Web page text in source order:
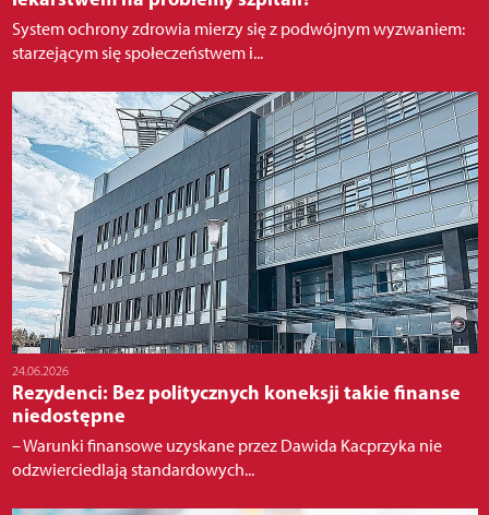
System ochrony zdrowia mierzy się z podwójnym wyzwaniem:
starzejącym się społeczeństwem i...
24.06.2026
Rezydenci: Bez politycznych koneksji takie finanse
niedostępne
– Warunki finansowe uzyskane przez Dawida Kacprzyka nie
odzwierciedlają standardowych...